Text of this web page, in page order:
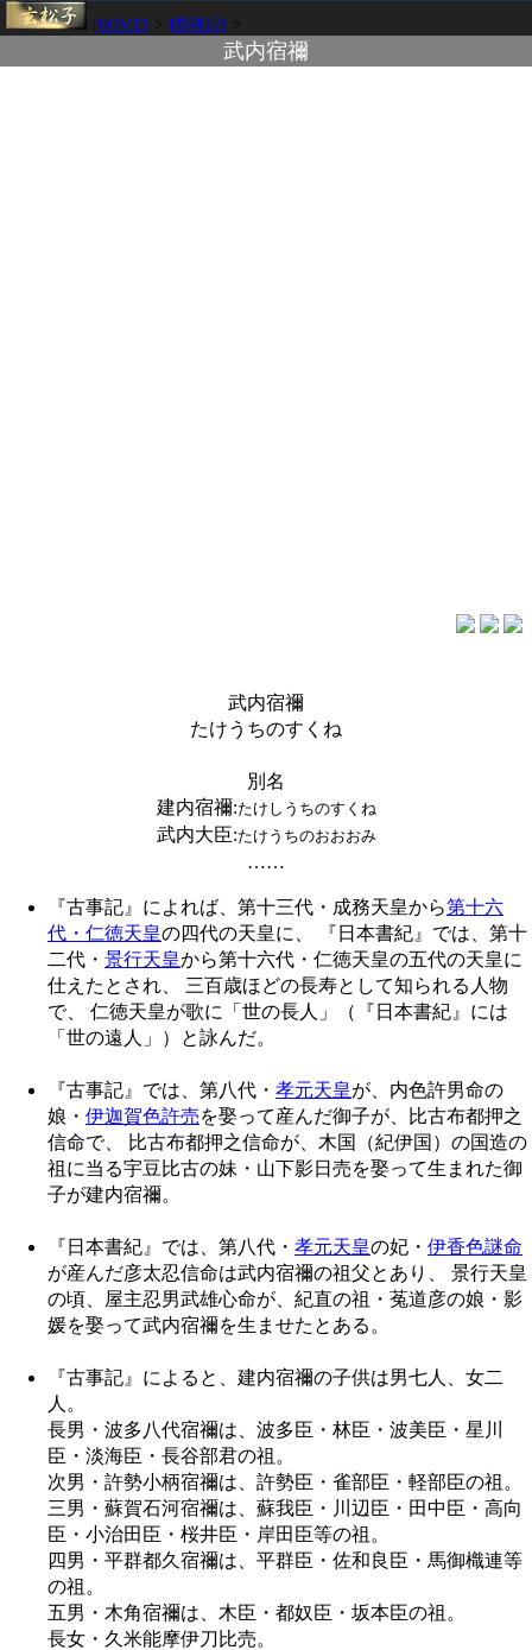
[HOME] [祭神記]
武内宿禰
武内宿禰
たけうちのすくね
別名
建内宿禰:たけしうちのすくね
武内大臣:たけうちのおおおみ
……
『古事記』によれば、第十三代・成務天皇から第十六
代・仁徳天皇の四代の天皇に、 『日本書紀』では、第十
二代・ 景行天皇から第十六代・仁徳天皇の五代の天皇に
仕えたとされ、 三百歳ほどの長寿として知られる人物
で、 仁徳天皇が歌に「世の長人」（『日本書紀』には
「世の遠人」）と詠んだ。
『古事記』では、第八代・ 孝元天皇が、内色許男命の
娘・ 伊迦賀色許売を娶って産んだ御子が、比古布都押之
信命で、 比古布都押之信命が、木国（紀伊国）の国造の
祖に当る宇豆比古の妹・山下影日売を娶って生まれた御
子が建内宿禰。
『日本書紀』では、第八代・ 孝元天皇の妃・ 伊香色謎命
が産んだ彦太忍信命は武内宿禰の祖父とあり、 景行天皇
の頃、屋主忍男武雄心命が、紀直の祖・菟道彦の娘・影
媛を娶って武内宿禰を生ませたとある。
『古事記』によると、建内宿禰の子供は男七人、女二
人。
長男・波多八代宿禰は、波多臣・林臣・波美臣・星川
臣・淡海臣・長谷部君の祖。
次男・許勢小柄宿禰は、許勢臣・雀部臣・軽部臣の祖。
三男・蘇賀石河宿禰は、蘇我臣・川辺臣・田中臣・高向
臣・小治田臣・桜井臣・岸田臣等の祖。
四男・平群都久宿禰は、平群臣・佐和良臣・馬御樴連等
の祖。
五男・木角宿禰は、木臣・都奴臣・坂本臣の祖。
長女・久米能摩伊刀比売。